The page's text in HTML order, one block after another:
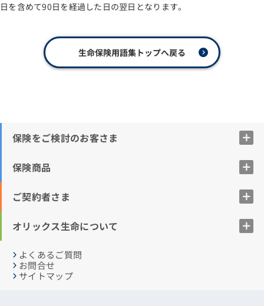
日を含めて90日を経過した日の翌日となります。
生命保険用語集トップへ戻る
保険をご検討のお客さま
保険商品
ご契約者さま
オリックス生命について
よくあるご質問
お問合せ
サイトマップ